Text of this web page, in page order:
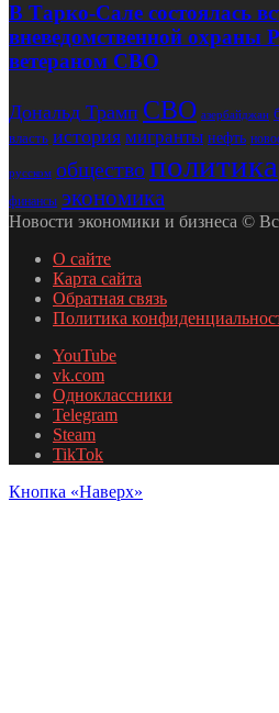
В Тарко-Сале состоялась
вневедомственной охраны
ветераном СВО
Дональд Трамп СВО азербайджан
власть история мигранты нефть
русском обществополитика
финансы экономика
Новости экономики и бизнеса ©
О сайте
Карта сайта
Обратная связь
Политика
YouTube
vk.com
Одноклассники
Telegram
Steam
TikTok
Кнопка «Наверх»